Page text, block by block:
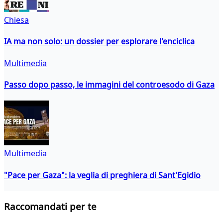
Chiesa
IA ma non solo: un dossier per esplorare l'enciclica
Multimedia
Passo dopo passo, le immagini del controesodo di Gaza
Multimedia
"Pace per Gaza": la veglia di preghiera di Sant'Egidio
Raccomandati per te